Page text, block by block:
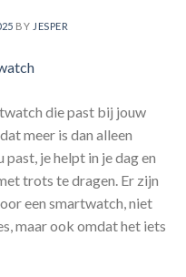
BY JESPER
die past bij jouw
meer is dan alleen
je helpt in je dag en
trots te dragen. Er zijn
een smartwatch, niet
maar ook omdat het iets